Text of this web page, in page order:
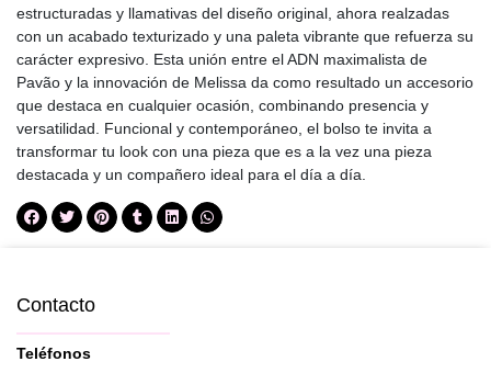
estructuradas y llamativas del diseño original, ahora realzadas
con un acabado texturizado y una paleta vibrante que refuerza su
carácter expresivo. Esta unión entre el ADN maximalista de
Pavão y la innovación de Melissa da como resultado un accesorio
que destaca en cualquier ocasión, combinando presencia y
versatilidad. Funcional y contemporáneo, el bolso te invita a
transformar tu look con una pieza que es a la vez una pieza
destacada y un compañero ideal para el día a día.
Contacto
Teléfonos